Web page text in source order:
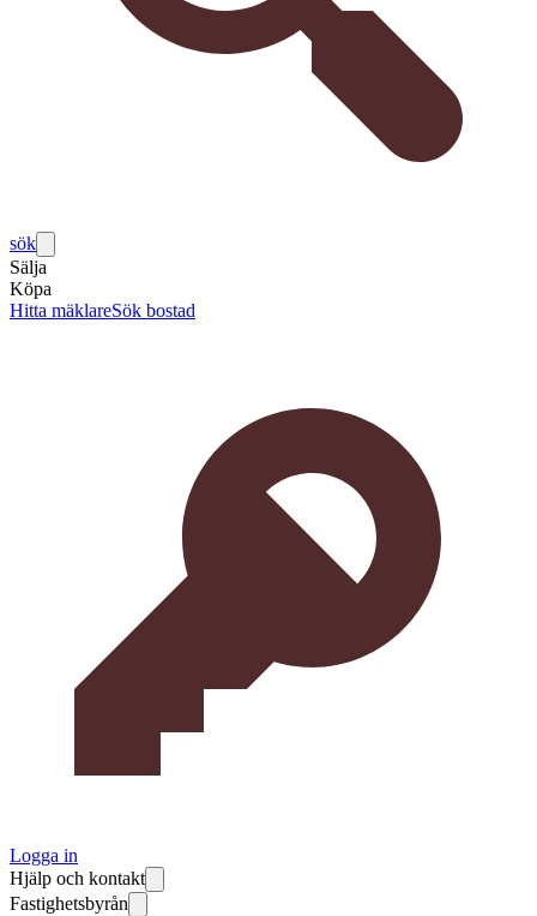
sök
Sälja
Köpa
Hitta mäklareSök bostad
Logga in
Hjälp och kontakt
Fastighetsbyrån